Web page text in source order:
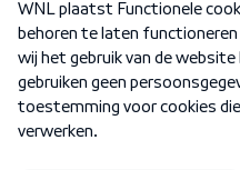
Nieuwsbrief
Word Lid